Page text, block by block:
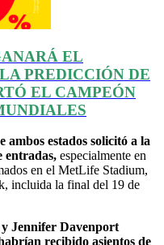
EL
PREDICCIÓN DE
EL CAMPEÓN
ambos estados solicitó a la
entradas, especialmente en
en el MetLife Stadium,
incluida la final del 19 de
y Jennifer Davenport
recibido asientos de